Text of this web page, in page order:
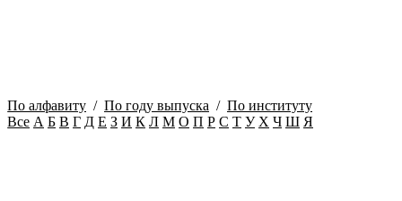
По алфавиту / По году выпуска / По институту
Все А Б В Г Д Е З И К Л М О П Р С Т У Х Ч Ш Я